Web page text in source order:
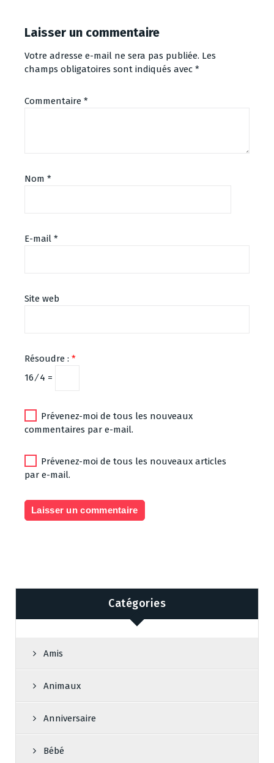
Laisser un commentaire
Votre adresse e-mail ne sera pas publiée. Les
champs obligatoires sont indiqués avec *
Commentaire *
Nom *
E-mail *
Site web
Résoudre : *
16 ⁄ 4 =
Prévenez-moi de tous les nouveaux
commentaires par e-mail.
Prévenez-moi de tous les nouveaux articles
par e-mail.
Catégories
Amis
Animaux
Anniversaire
Bébé